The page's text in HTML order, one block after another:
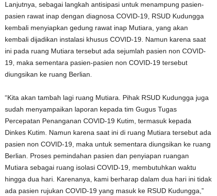
Lanjutnya, sebagai langkah antisipasi untuk menampung pasien-
pasien rawat inap dengan diagnosa COVID-19, RSUD Kudungga
kembali menyiapkan gedung rawat inap Mutiara, yang akan
kembali dijadikan instalasi khusus COVID-19. Namun karena saat
ini pada ruang Mutiara tersebut ada sejumlah pasien non COVID-
19, maka sementara pasien-pasien non COVID-19 tersebut
diungsikan ke ruang Berlian.
“Kita akan tambah lagi ruang Mutiara. Pihak RSUD Kudungga juga
sudah menyampaikan laporan kepada tim Gugus Tugas
Percepatan Penanganan COVID-19 Kutim, termasuk kepada
Dinkes Kutim. Namun karena saat ini di ruang Mutiara tersebut ada
pasien non COVID-19, maka untuk sementara diungsikan ke ruang
Berlian. Proses pemindahan pasien dan penyiapan ruangan
Mutiara sebagai ruang isolasi COVID-19, membutuhkan waktu
hingga dua hari. Karenanya, kami berharap dalam dua hari ini tidak
ada pasien rujukan COVID-19 yang masuk ke RSUD Kudungga,”